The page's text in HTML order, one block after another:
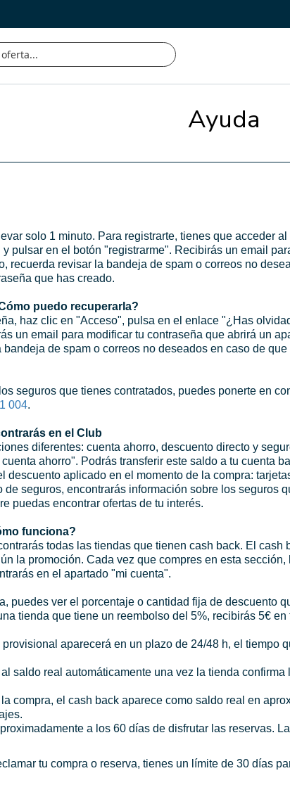
Ayuda
solo 1 minuto. Para registrarte, tienes que acceder
pulsar en el botón "registrarme". Recibirás un email
recuerda revisar la bandeja de spam o correos no
que has creado.
puedo recuperarla?
haz clic en "Acceso", pulsa en el enlace "¿Has
un email para modificar tu contraseña que abrirá un
de spam o correos no deseados en caso de
seguros que tienes contratados, puedes ponerte en
004.
en el Club
diferentes: cuenta ahorro, descuento directo y
ahorro". Podrás transferir este saldo a tu cuenta
descuento aplicado en el momento de la compra:
de seguros, encontrarás información sobre los seguros
puedas encontrar ofertas de tu interés.
funciona?
todas las tiendas que tienen cash back. El
la promoción. Cada vez que compres en esta
en el apartado "mi cuenta".
puedes ver el porcentaje o cantidad fija de descuento
tienda que tiene un reembolso del 5%, recibirás 5€
aparecerá en un plazo de 24/48 h, el tiempo
saldo real automáticamente una vez la tienda confirma
compra, el cash back aparece como saldo real en
a los 60 días de disfrutar las reservas.
tu compra o reserva, tienes un límite de 30 días